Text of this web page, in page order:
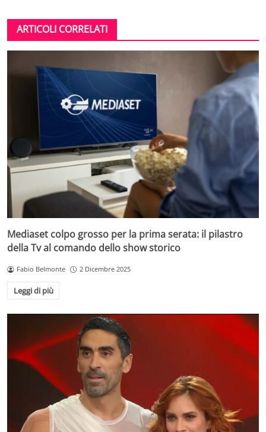
ARTICOLI CORRELATI
Mediaset colpo grosso per la prima serata: il pilastro
della Tv al comando dello show storico
Fabio Belmonte 2 Dicembre 2025
Leggi di più